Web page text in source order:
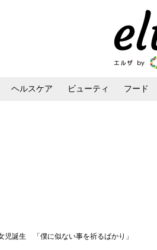
ヘルスケア ビューティ フード
児誕生 「僕に似ない事を祈るばかり」